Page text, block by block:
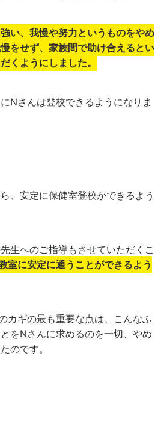
い、我慢や努力というものをやめ
をせず、家族間で助け合えるとい
くようにしました。
Nさんは登校できるようになりま
、安定に保健室登校ができるよう
生へのご指導もさせていただくこ
室に安定に通うことができるよう
カギの最も重要な点は、こんなふ
をNさんに求めるのを一切、やめ
のです。